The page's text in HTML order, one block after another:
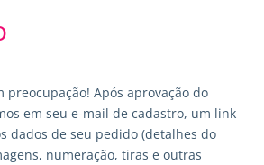
preocupação! Após aprovação do
em seu e-mail de cadastro, um link
dados de seu pedido (detalhes do
numeração, tiras e outras